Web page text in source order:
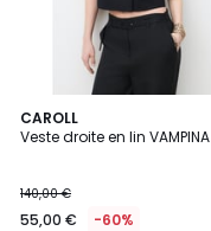
CAROLL
Veste droite en lin VAMPINA
140,00 €
55,00 € -60%